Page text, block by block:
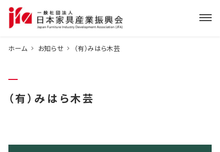
ホーム お知らせ （有）みはら木芸
（有）みはら木芸